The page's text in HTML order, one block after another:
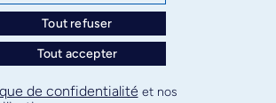
- Université de Montréal
Conditions d’utilisation
Tout refuser
Tout accepter
de confidentialité et nos